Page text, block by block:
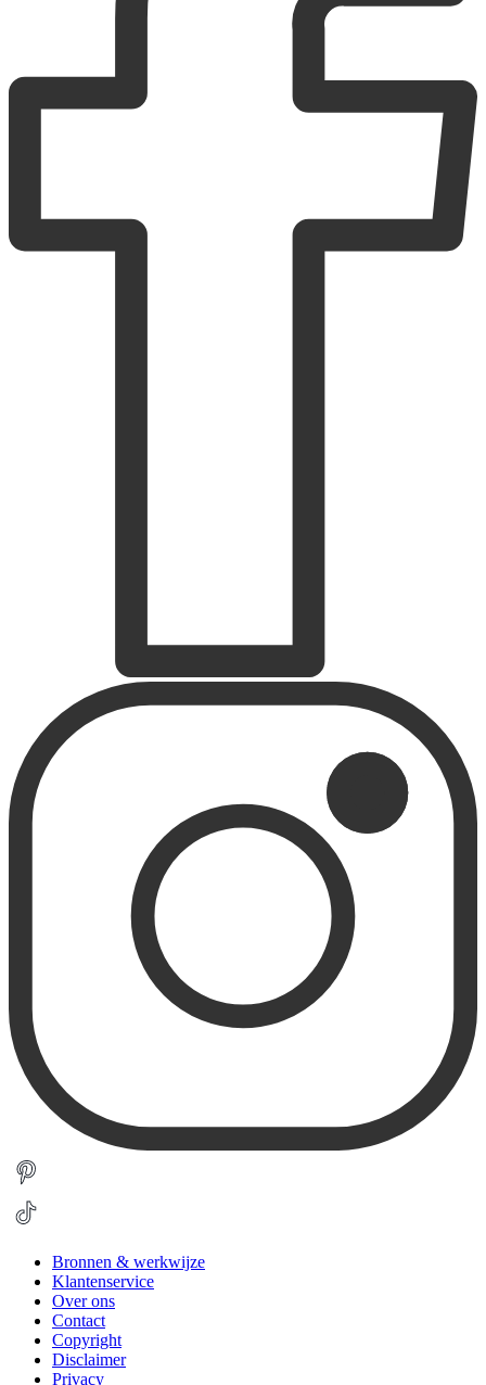
Bronnen & werkwijze
Klantenservice
Over ons
Contact
Copyright
Disclaimer
Privacy